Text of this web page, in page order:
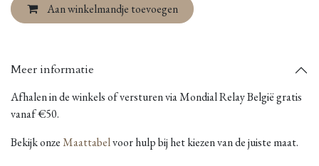
Aan winkelmandje toevoegen
Meer informatie
Afhalen in de winkels of versturen via Mondial Relay België gratis
vanaf €50.
Bekijk onzeMaattabelvoor hulp bij het kiezen van de juiste maat.